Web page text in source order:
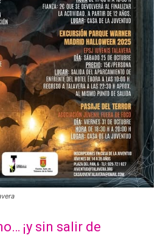
¡y sin salir de